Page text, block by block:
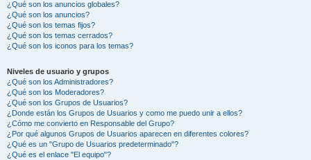
¿Qué son los anuncios globales?
¿Qué son los anuncios?
¿Qué son los temas fijos?
¿Qué son los temas cerrados?
¿Qué son los iconos para los temas?
Niveles de usuario y grupos
¿Qué son los Administradores?
¿Qué son los Moderadores?
¿Qué son los Grupos de Usuarios?
¿Donde están los Grupos de Usuarios y como me puedo unir a ellos?
¿Cómo me convierto en Responsable del Grupo?
¿Por qué algunos Grupos de Usuarios aparecen en diferentes colores?
¿Qué es un "Grupo de Usuarios predeterminado"?
¿Qué es el enlace "El equipo"?